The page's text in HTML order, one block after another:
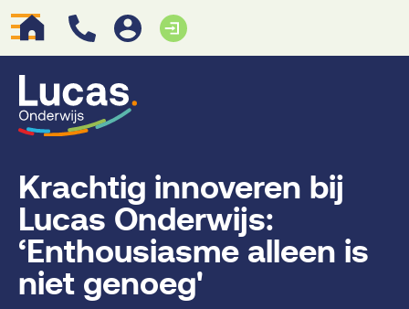
Krachtig innoveren bij
Lucas Onderwijs:
‘Enthousiasme alleen is
niet genoeg'